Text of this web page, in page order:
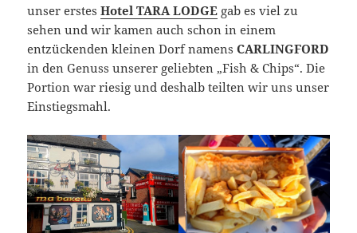
unser erstesHotel TARA LODGE gab es viel zu
sehen und wir kamen auch schon in einem
entzückenden kleinen Dorf namensCARLINGFORD
in den Genuss unserer geliebten „Fish & Chips“. Die
Portion war riesig und deshalb teilten wir uns unser
Einstiegsmahl.